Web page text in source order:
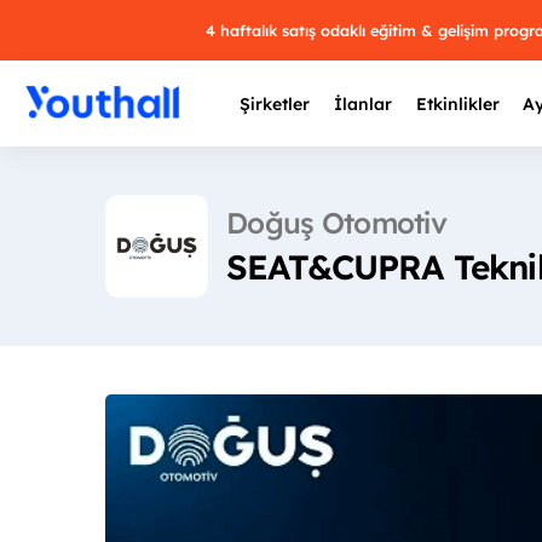
4 haftalık satış odaklı eğitim & gelişim
Şirketler İlanlar Etkinlikler
Doğuş Otomotiv
SEAT&CUPRA